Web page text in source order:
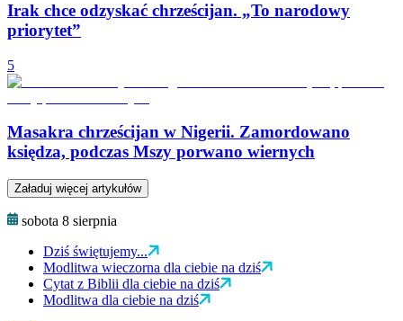
Irak chce odzyskać chrześcijan. „To narodowy
priorytet”
5
Masakra chrześcijan w Nigerii. Zamordowano
księdza, podczas Mszy porwano wiernych
Załaduj więcej artykułów
sobota 8 sierpnia
Dziś świętujemy...
Modlitwa wieczorna dla ciebie na dziś
Cytat z Biblii dla ciebie na dziś
Modlitwa dla ciebie na dziś